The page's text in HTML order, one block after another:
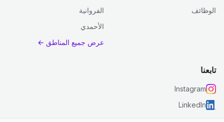
الوظائف
الفروانية
الأحمدي
عرض جميع المناطق ←
تابعنا
Instagram
LinkedIn